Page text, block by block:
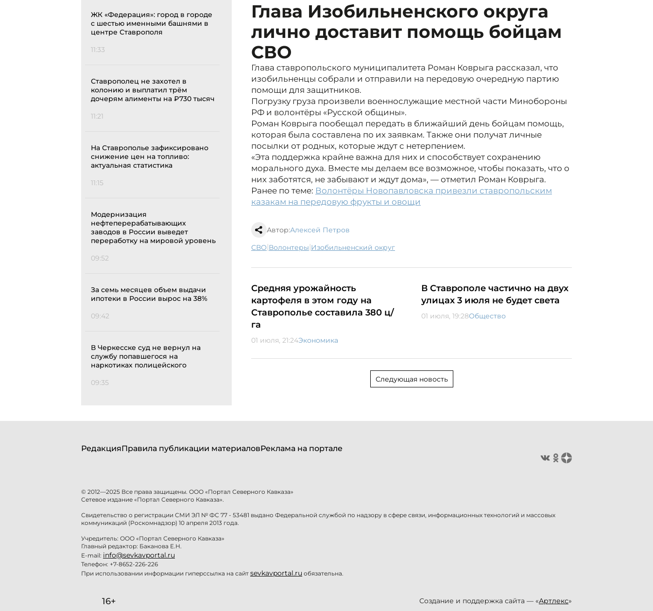
ЖК «Федерация»: город в городе
с шестью именными башнями в
центре Ставрополя
11:33
Ставрополец не захотел в
колонию и выплатил трём
дочерям алименты на ₽730 тысяч
11:21
На Ставрополье зафиксировано
снижение цен на топливо:
актуальная статистика
11:15
Модернизация
нефтеперерабатывающих
заводов в России выведет
переработку на мировой уровень
09:52
За семь месяцев объем выдачи
ипотеки в России вырос на 38%
09:42
В Черкесске суд не вернул на
службу попавшегося на
наркотиках полицейского
09:35
Глава Изобильненского округа
лично доставит помощь бойцам
СВО
Глава ставропольского муниципалитета Роман Коврыга рассказал, что
изобильненцы собрали и отправили на передовую очередную партию
помощи для защитников.
Погрузку груза произвели военнослужащие местной части Минобороны
РФ и волонтёры «Русской общины».
Роман Коврыга пообещал передать в ближайший день бойцам помощь,
которая была составлена по их заявкам. Также они получат личные
посылки от родных, которые ждут с нетерпением.
«Эта поддержка крайне важна для них и способствует сохранению
морального духа. Вместе мы делаем все возможное, чтобы показать, что о
них заботятся, не забывают и ждут дома», — отметил Роман Коврыга.
Ранее по теме: Волонтёры Новопавловска привезли ставропольским
казакам на передовую фрукты и овощи
Автор:Алексей Петров
СВО| волонтеры| Изобильненский округ
Средняя урожайность
картофеля в этом году на
Ставрополье составила 380 ц/
га
01 июля, 21:24Экономика
В Ставрополе частично на двух
улицах 3 июля не будет света
01 июля, 19:28Общество
Следующая новость
РедакцияПравила публикации материаловРеклама на портале
© 2012—2025 Все права защищены. ООО «Портал Северного Кавказа»
Сетевое издание «Портал Северного Кавказа».
Свидетельство о регистрации СМИ ЭЛ № ФС 77 - 53481 выдано Федеральной службой по надзору в сфере связи, информационных технологий и массовых
коммуникаций (Роскомнадзор) 10 апреля 2013 года.
Учредитель: ООО «Портал Северного Кавказа»
Главный редактор: Баканова Е.Н.
E-mail: info@sevkavportal.ru
Телефон: +7-8652-226-226
При использовании информации гиперссылка на сайт sevkavportal.ru обязательна.
16+ Создание и поддержка сайта — «Артлекс»